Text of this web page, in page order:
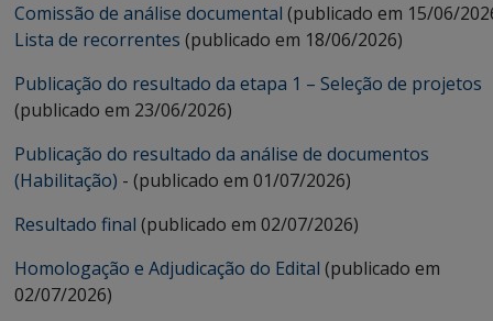
Comissão de análise documental (publicado em 15/06/
Lista de recorrentes (publicado em 18/06/2026)
Publicação do resultado da etapa 1 – Seleção de projetos
(publicado em 23/06/2026)
Publicação do resultado da análise de documentos
(Habilitação) - (publicado em 01/07/2026)
Resultado final (publicado em 02/07/2026)
Homologação e Adjudicação do Edital (publicado em
02/07/2026)